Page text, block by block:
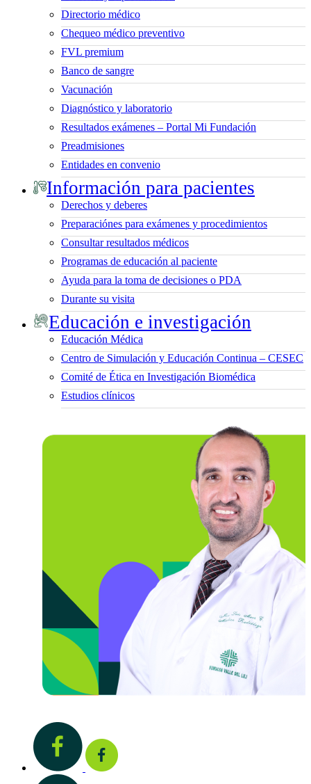
Directorio médico
Chequeo médico preventivo
FVL premium
Banco de sangre
Vacunación
Diagnóstico y laboratorio
Resultados exámenes – Portal Mi Fundación
Preadmisiones
Entidades en convenio
Información para pacientes
Derechos y deberes
Preparaciónes para exámenes y procedimientos
Consultar resultados médicos
Programas de educación al paciente
Ayuda para la toma de decisiones o PDA
Durante su visita
Educación e investigación
Educación Médica
Centro de Simulación y Educación Continua – CESEC
Comité de Ética en Investigación Biomédica
Estudios clínicos